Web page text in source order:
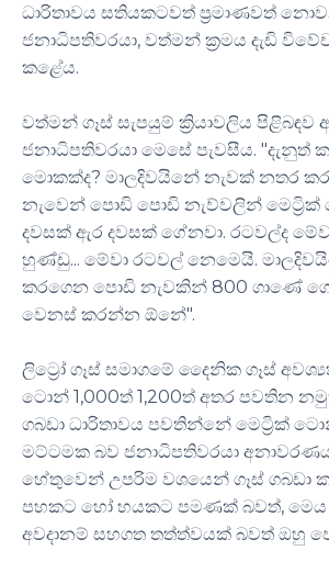
ධාරිතාවය සතියකටවත් ප්‍රමාණවත්
ජනාධිපතිවරයා, වත්මන් ක්‍රමය දැඩි
කළේය.
වත්මන් ගෑස් සැපයුම් ක්‍රියාවලිය පිළිබඳව
ජනාධිපතිවරයා මෙසේ පැවසීය. "දැනුත්
මොකක්ද? මාලදිවයිනේ නැවක් නතර
නැවෙන් පොඩි පොඩි නැව්වලින්
දවසක් ඇර දවසක් ගේනවා. රටවල්ද
හුණ්ඩු... මේවා රටවල් නෙමෙයි.
කරගෙන පොඩි නැවකින් 800 ගාණේ
වෙනස් කරන්න ඕනේ".
ලිට්‍රෝ ගෑස් සමාගමේ දෛනික ගෑස්
ටොන් 1,000ත් 1,200ත් අතර පවතින
ගබඩා ධාරිතාවය පවතින්නේ මෙට්‍රික්
මට්ටමක බව ජනාධිපතිවරයා
හේතුවෙන් උපරිම වශයෙන් ගෑස් ගබඩා
පහකට හෝ හයකට පමණක් බවත්, මෙය
අවදානම් සහගත තත්ත්වයක් බවත් ඔහු